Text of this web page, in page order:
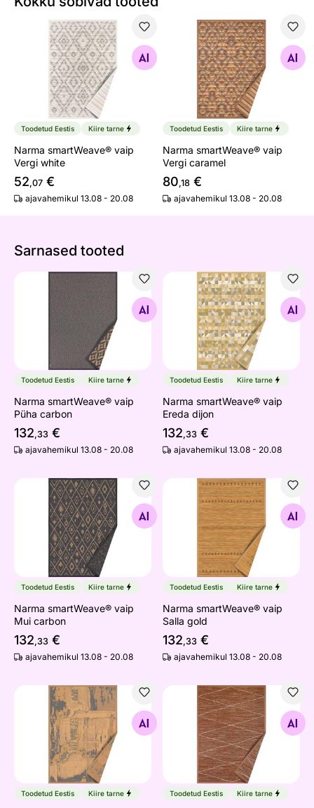
Narma smartWeave® vaip Vergi white
Otsi sarnaseid
Toodetud Eestis Kiire tarne
Narma smartWeave® vaip
Vergi white
52,07 €
ajavahemikul 13.08 - 20.08
Narma smartWeave® vaip
Otsi sarnaseid
Toodetud Eestis Kiire tarne
Narma smartWeave® vaip
Vergi caramel
80,18 €
ajavahemikul 13.08 - 20.08
Sarnased tooted
Narma smartWeave® vaip Püha carbon
Otsi sarnaseid
Toodetud Eestis Kiire tarne
Narma smartWeave® vaip
Püha carbon
132,33 €
ajavahemikul 13.08 - 20.08
Narma smartWeave® vaip
Otsi sarnaseid
Toodetud Eestis Kiire tarne
Narma smartWeave® vaip
Ereda dijon
132,33 €
ajavahemikul 13.08 - 20.08
Narma smartWeave® vaip Mui carbon
Otsi sarnaseid
Toodetud Eestis Kiire tarne
Narma smartWeave® vaip
Mui carbon
132,33 €
ajavahemikul 13.08 - 20.08
Narma smartWeave® vaip
Otsi sarnaseid
Toodetud Eestis Kiire tarne
Narma smartWeave® vaip
Salla gold
132,33 €
ajavahemikul 13.08 - 20.08
Narma smartWeave® vaip Nedrema gold
Otsi sarnaseid
Toodetud Eestis Kiire tarne
Narma smartWeave® vaip
Otsi sarnaseid
Toodetud Eestis Kiire tarne